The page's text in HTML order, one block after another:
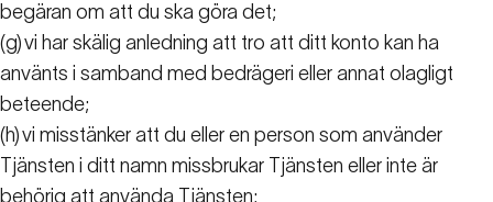
begäran om att du ska göra det;
(g)vi har skälig anledning att tro att ditt konto kan ha
använts i samband med bedrägeri eller annat olagligt
beteende;
(h)vi misstänker att du eller en person som använder
Tjänsten i ditt namn missbrukar Tjänsten eller inte är
behörig att använda Tjänsten;